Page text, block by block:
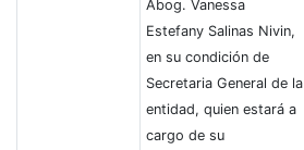
Abog. Vanessa
Estefany Salinas Nivin,
en su condición de
Secretaria General de la
entidad, quien estará a
cargo de su